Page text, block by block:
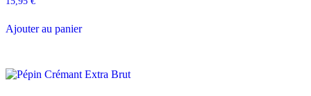
Ajouter au panier